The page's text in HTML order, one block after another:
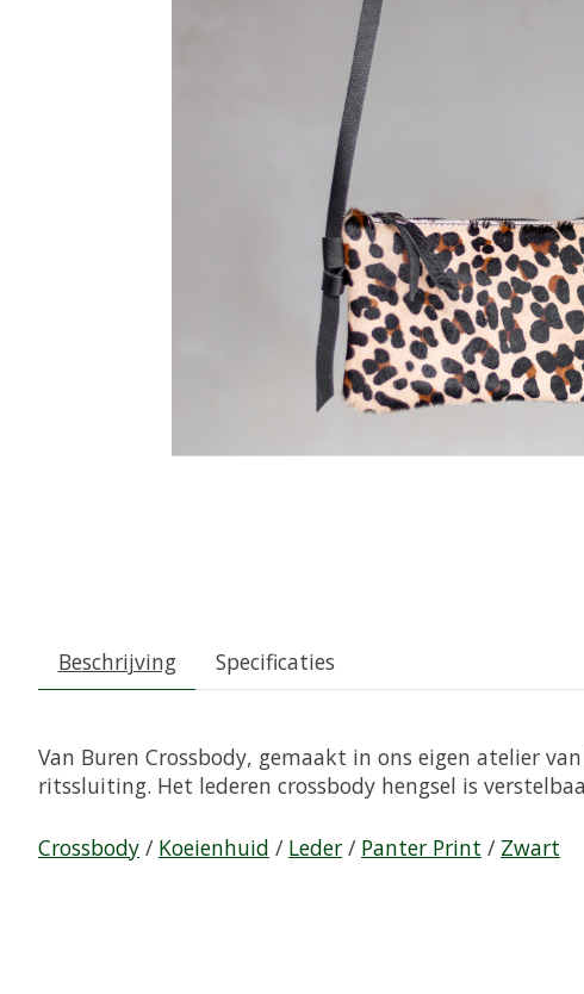
Beschrijving Specificaties
Van Buren Crossbody, gemaakt in ons eigen atelier
ritssluiting. Het lederen crossbody hengsel is
Crossbody / Koeienhuid / Leder / Panter Print / Zwart